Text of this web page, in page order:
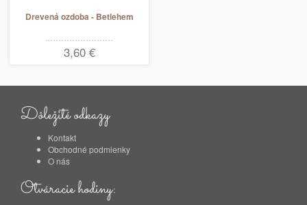
Drevená ozdoba - Betlehem
3,60 €
Dôležité odkazy
Kontakt
Obchodné podmienky
O nás
Otváracie hodiny: